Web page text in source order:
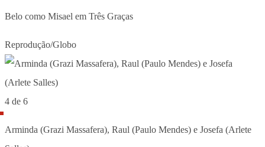
Belo como Misael em Três Graças
Reprodução/Globo
4 de 6
Arminda (Grazi Massafera), Raul (Paulo Mendes) e Josefa (Arlete